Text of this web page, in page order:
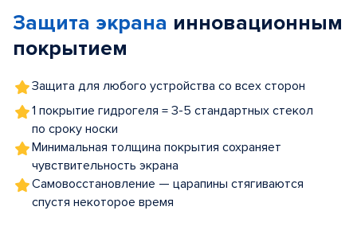
5
Защита экрана инновационным
покрытием
Защита для любого устройства со всех сторон
1 покрытие гидрогеля = 3-5 стандартных стекол
по сроку носки
Минимальная толщина покрытия сохраняет
чувствительность экрана
Самовосстановление — царапины стягиваются
спустя некоторое время